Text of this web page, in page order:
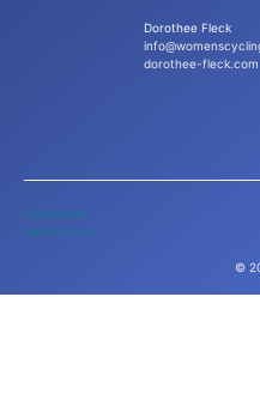
Dorothee Fleck
dorothee-fleck.com
Impressum
Datenschutz
©